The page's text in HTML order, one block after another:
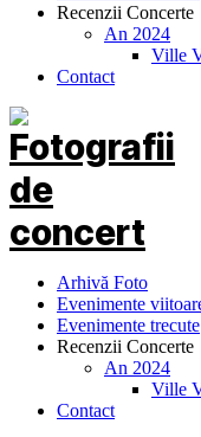
Recenzii Concerte
An 2024
Ville
Contact
Arhivă Foto
Evenimente
Evenimente trecute
Recenzii Concerte
An 2024
Ville
Contact